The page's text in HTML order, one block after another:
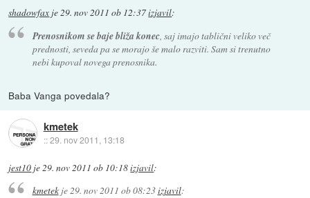
shadowfax je29. nov 2011 ob 12:37izjavil:
Prenosnikom se baje bliža konec, saj imajo tablični veliko več
prednosti, seveda pa se morajo še malo razviti. Sam si trenutno
nebi kupoval novega prenosnika.
Baba Vanga povedala?
kmetek
::29. nov 2011, 13:18
jest10 je29. nov 2011 ob 10:18izjavil:
kmetekje29. nov 2011 ob 08:23izjavil: